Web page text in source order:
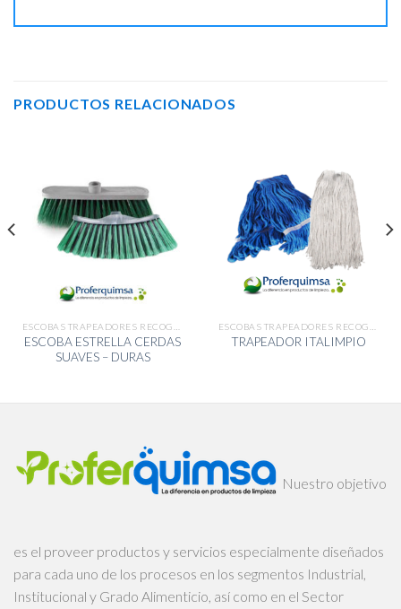
PRODUCTOS RELACIONADOS
ESCOBA ESTRELLA CERDAS
SUAVES – DURAS
TRAPEADOR ITALIMPIO
Nuestro objetivo
es el proveer productos y servicios especialmente diseñados
para cada uno de los procesos en los segmentos Industrial,
Institucional y Grado Alimenticio, así como en el Sector